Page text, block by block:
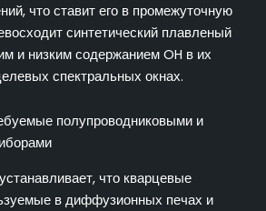
что ставит его в промежуточную
синтетический плавленый
и низким содержанием OH в их
спектральных окнах.
полупроводниковыми и
что кварцевые
в диффузионных печах и